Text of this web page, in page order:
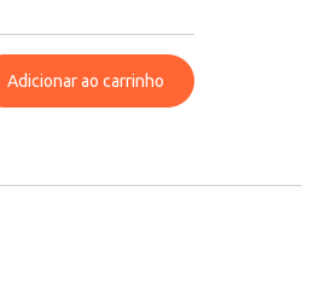
Adicionar ao carrinho